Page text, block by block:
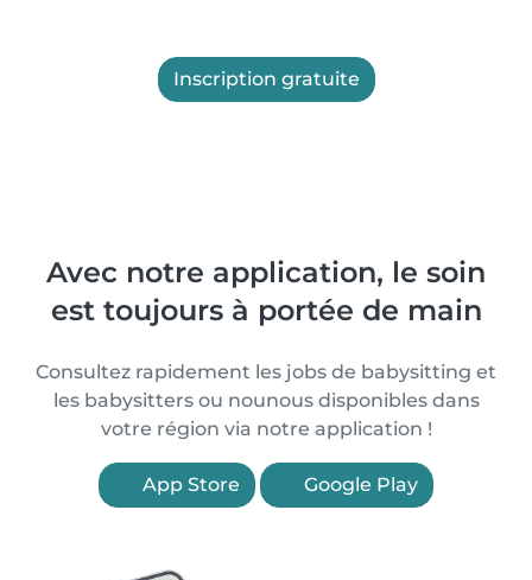
Inscription gratuite
Avec notre application, le soin
est toujours à portée de main
Consultez rapidement les jobs de babysitting et
les babysitters ou nounous disponibles dans
votre région via notre application !
App Store Google Play